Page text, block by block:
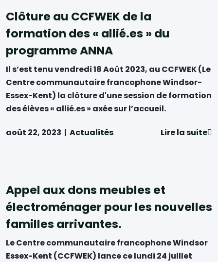
Clôture au CCFWEK de la
formation des « allié.es » du
programme ANNA
Il s’est tenu vendredi 18 Août 2023, au CCFWEK (Le
Centre communautaire francophone Windsor-
Essex-Kent) la clôture d'une session de formation
des élèves « allié.es » axée sur l’accueil.
août 22, 2023 | Actualités Lire la suite
Appel aux dons meubles et
électroménager pour les nouvelles
familles arrivantes.
Le Centre communautaire francophone Windsor
Essex-Kent (CCFWEK) lance ce lundi 24 juillet